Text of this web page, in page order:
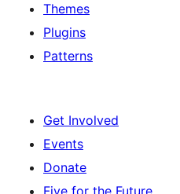
Themes
Plugins
Patterns
Get Involved
Events
Donate